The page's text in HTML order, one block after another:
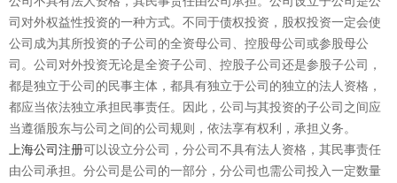
司对外权益性投资的一种方式。不同于债权投资，股权投资一定会使
公司成为其所投资的子公司的全资母公司、控股母公司或参股母公
司。公司对外投资无论是全资子公司、控股子公司还是参股子公司，
都是独立于公司的民事主体，都具有独立于公司的独立的法人资格，
都应当依法独立承担民事责任。因此，公司与其投资的子公司之间应
当遵循股东与公司之间的公司规则，依法享有权利，承担义务。
上海公司注册可以设立分公司，分公司不具有法人资格，其民事责任
由公司承担。分公司是公司的一部分，分公司也需公司投入一定数量